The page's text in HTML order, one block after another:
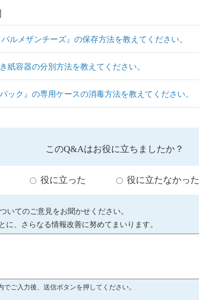
パルメザンチーズ』の保存方法を教えてください。
紙容器の分別方法を教えてください。
パック』の専用ケースの消毒方法を教えてください。
このQ&Aはお役に立ちましたか？
役に立った 役に立たなかった
いてのご意見をお聞かせください。
に、さらなる情報改善に努めてまいります。
ご入力後、送信ボタンを押してください。